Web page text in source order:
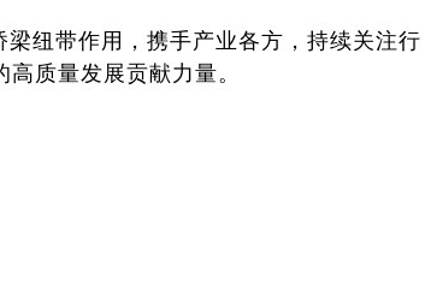
纽带作用，携手产业各方，持续关注行
质量发展贡献力量。